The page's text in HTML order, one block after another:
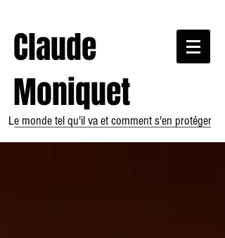
Claude
Moniquet
Le monde tel qu'il va et comment s'en protéger